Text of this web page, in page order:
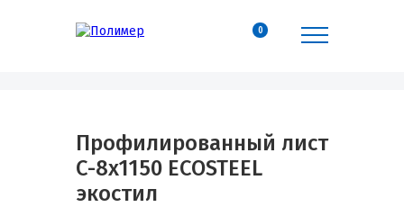
0
Профилированный лист
С-8х1150 ECOSTEEL
экостил